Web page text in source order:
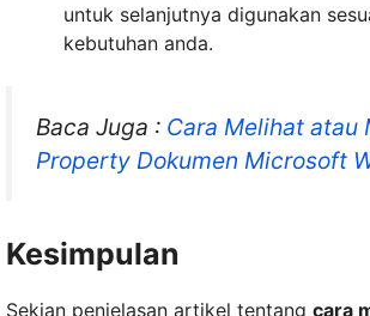
untuk selanjutnya digunakan
kebutuhan anda.
Baca Juga : Cara Melihat atau
Property Dokumen Microsoft
Kesimpulan
Sekian penjelasan artikel tentang cara